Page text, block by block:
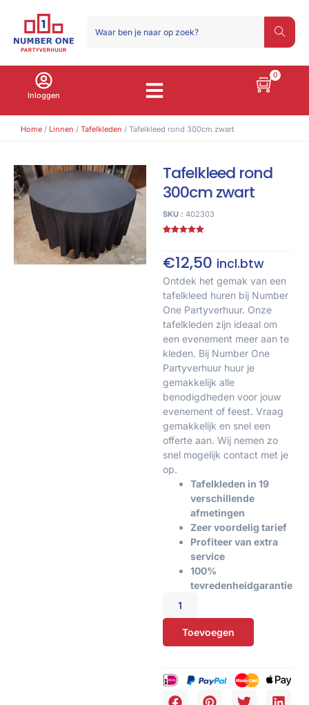
Inloggen
0
Home / Linnen / Tafelkleden / Tafelkleed rond 300cm zwart
Tafelkleed rond
300cm zwart
SKU : 402303
gebaseerd
op klant
waardering
€12,50 incl.btw
Ontdek het gemak van een
tafelkleed huren bij Number
One Partyverhuur. Onze
tafelkleden zijn ideaal om
een evenement meer aan te
kleden. Bij Number One
Partyverhuur huur je
gemakkelijk alle
benodigdheden voor jouw
evenement of feest. Vraag
gemakkelijk en snel een
offerte aan. Wij nemen zo
snel mogelijk contact met je
op.
Tafelkleden in 19
verschillende
afmetingen
Zeer voordelig tarief
Profiteer van extra
service
100%
tevredenheidgarantie
Toevoegen